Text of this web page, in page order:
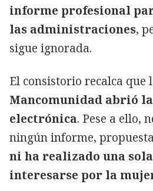
informe profesional
las administraciones,
sigue ignorada.
El consistorio recalca que
Mancomunidad abrió
electrónica. Pese a ello,
ningún informe,
ni ha realizado una
interesarse por la